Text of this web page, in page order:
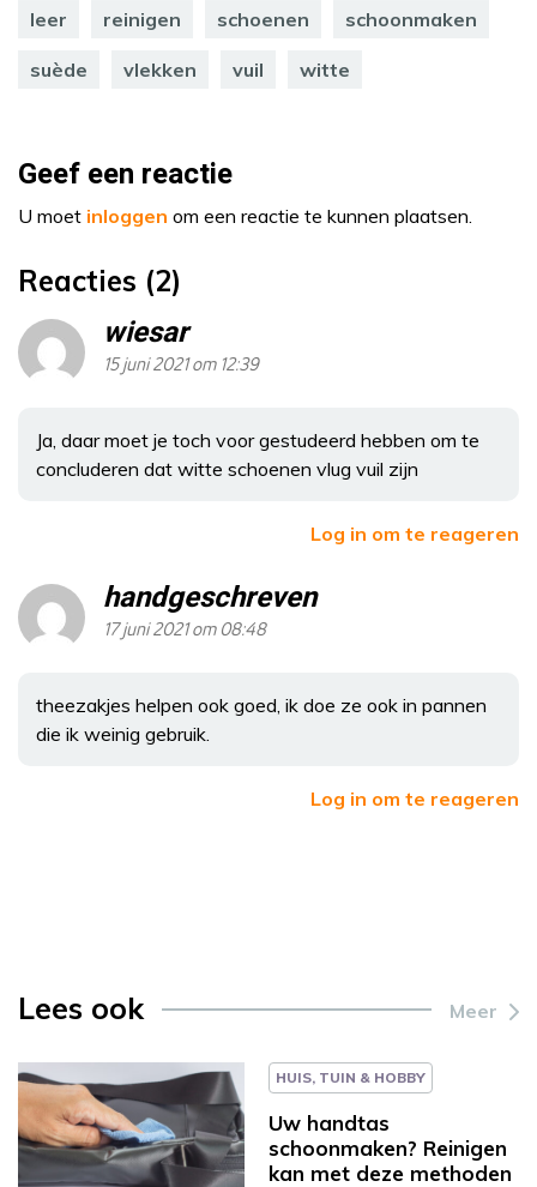
leer reinigen schoenen schoonmaken
suède vlekken vuil witte
Geef een reactie
U moet inloggen om een reactie te kunnen plaatsen.
Reacties (2)
wiesar
15 juni 2021 om 12:39
Ja, daar moet je toch voor gestudeerd hebben om te
concluderen dat witte schoenen vlug vuil zijn
Log in om te reageren
handgeschreven
17 juni 2021 om 08:48
theezakjes helpen ook goed, ik doe ze ook in pannen
die ik weinig gebruik.
Log in om te reageren
Lees ook Meer
HUIS, TUIN & HOBBY
Uw handtas
schoonmaken? Reinigen
kan met deze methoden